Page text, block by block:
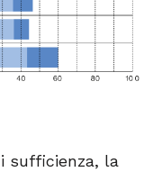
sufficienza, la